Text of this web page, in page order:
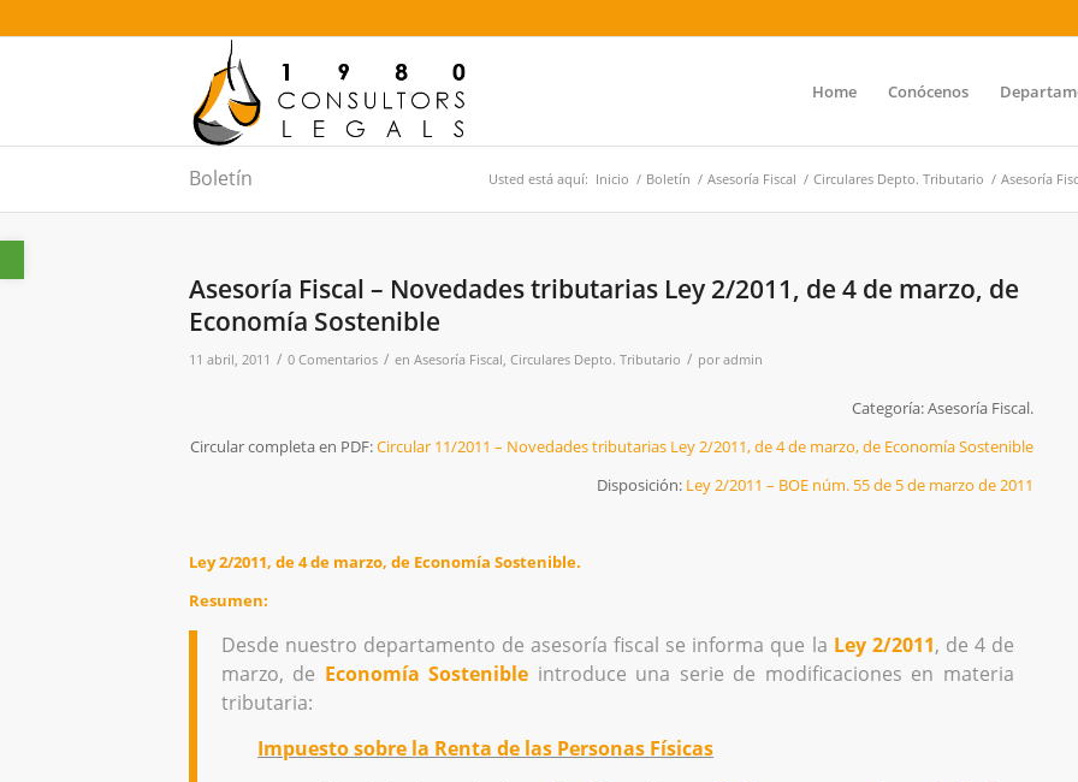
Abrir barra de herramientas
Home Conócenos
Boletín Usted está aquí: Inicio / Boletín / Asesoría Fiscal / Circulares Depto. Tributario / Asesoría
Asesoría Fiscal – Novedades tributarias Ley 2/2011, de 4 de marzo, de
Economía Sostenible
11 abril, 2011 / 0 Comentarios / en Asesoría Fiscal, Circulares Depto. Tributario / poradmin
Categoría: Asesoría Fiscal.
Circular completa en PDF:Circular 11/2011 – Novedades tributarias Ley 2/2011, de 4 de marzo, de Economía Sostenible
Disposición: Ley 2/2011 – BOE núm. 55 de 5 de marzo de 2011
Ley 2/2011, de 4 de marzo, de Economía Sostenible.
Resumen:
Desde nuestro departamento de asesoría fiscal se informa que la Ley 2/2011, de 4 de
marzo, de Economía Sostenible introduce una serie de modificaciones en materia
tributaria:
Impuesto sobre la Renta de las Personas Físicas